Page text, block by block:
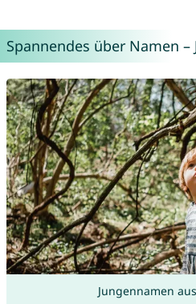
Spannendes über Namen
Jungennamen